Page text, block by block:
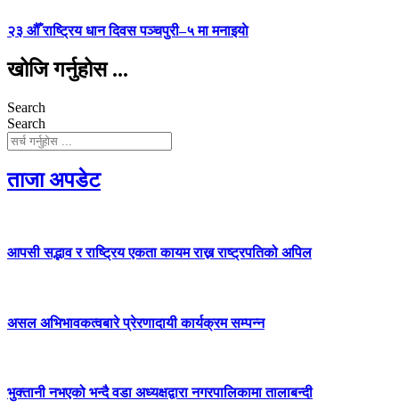
२३ औँ राष्ट्रिय धान दिवस पञ्चपुरी–५ मा मनाइयाे
खोजि गर्नुहोस ...
Search
Search
ताजा अपडेट
आपसी सद्भाव र राष्ट्रिय एकता कायम राख्न राष्ट्रपतिको अपिल
असल अभिभावकत्वबारे प्रेरणादायी कार्यक्रम सम्पन्न
भुक्तानी नभएको भन्दै वडा अध्यक्षद्वारा नगरपालिकामा तालाबन्दी